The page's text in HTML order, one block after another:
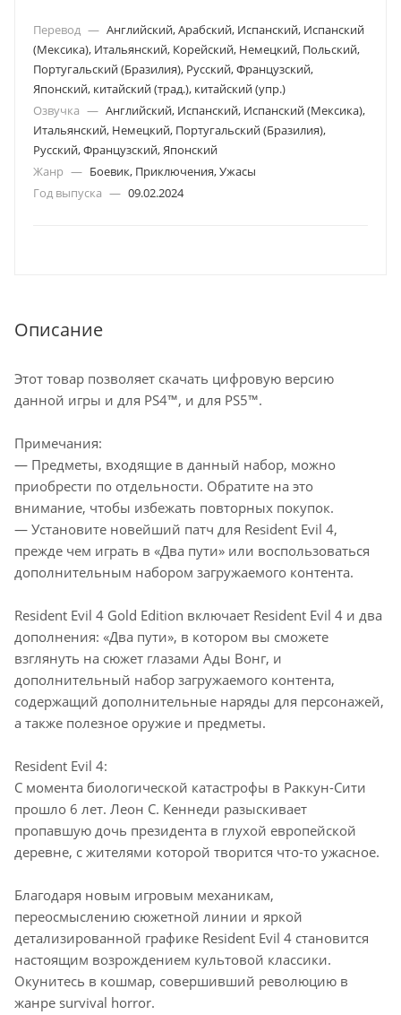
Перевод — Английский, Арабский, Испанский, Испанский
(Мексика), Итальянский, Корейский, Немецкий, Польский,
Португальский (Бразилия), Русский, Французский,
Японский, китайский (трад.), китайский (упр.)
Озвучка — Английский, Испанский, Испанский (Мексика),
Итальянский, Немецкий, Португальский (Бразилия),
Русский, Французский, Японский
Жанр — Боевик, Приключения, Ужасы
Год выпуска — 09.02.2024
Описание
Этот товар позволяет скачать цифровую версию
данной игры и для PS4™, и для PS5™.
Примечания:
— Предметы, входящие в данный набор, можно
приобрести по отдельности. Обратите на это
внимание, чтобы избежать повторных покупок.
— Установите новейший патч для Resident Evil 4,
прежде чем играть в «Два пути» или воспользоваться
дополнительным набором загружаемого контента.
Resident Evil 4 Gold Edition включает Resident Evil 4 и два
дополнения: «Два пути», в котором вы сможете
взглянуть на сюжет глазами Ады Вонг, и
дополнительный набор загружаемого контента,
содержащий дополнительные наряды для персонажей,
а также полезное оружие и предметы.
Resident Evil 4:
С момента биологической катастрофы в Раккун-Сити
прошло 6 лет. Леон С. Кеннеди разыскивает
пропавшую дочь президента в глухой европейской
деревне, с жителями которой творится что-то ужасное.
Благодаря новым игровым механикам,
переосмыслению сюжетной линии и яркой
детализированной графике Resident Evil 4 становится
настоящим возрождением культовой классики.
Окунитесь в кошмар, совершивший революцию в
жанре survival horror.